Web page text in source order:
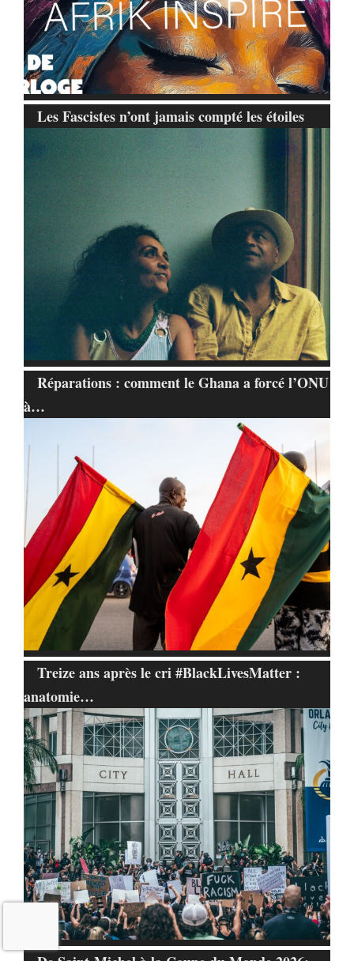
Les Fascistes n’ont jamais compté les étoiles
Réparations : comment le Ghana a forcé l’ONU
à…
Treize ans après le cri #BlackLivesMatter :
anatomie…